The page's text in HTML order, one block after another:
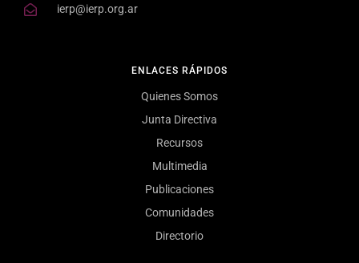
ENLACES RÁPIDOS
Quienes Somos
Junta Directiva
Recursos
Multimedia
Publicaciones
Comunidades
Directorio
ierp@ierp.org.ar